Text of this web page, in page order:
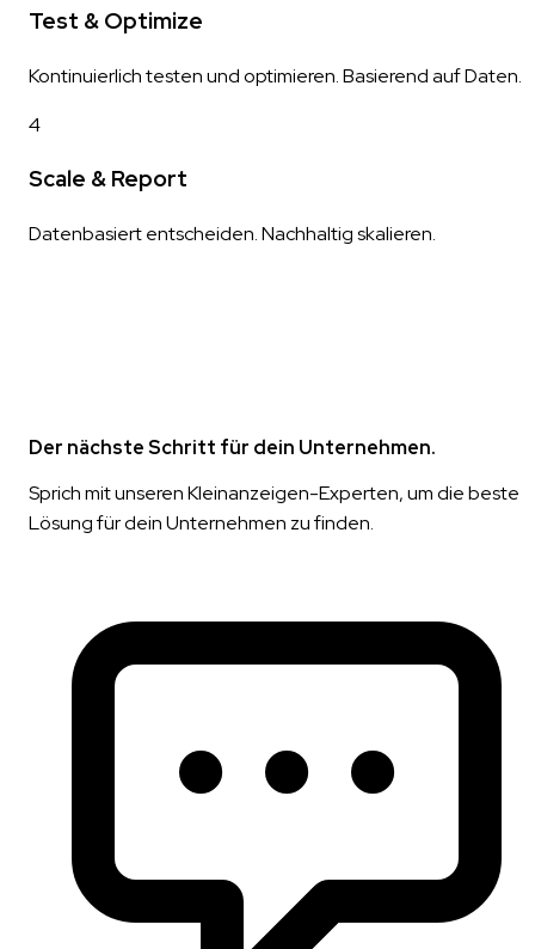
Test & Optimize
Kontinuierlich testen und optimieren. Basierend auf Daten.
4
Scale & Report
Datenbasiert entscheiden. Nachhaltig skalieren.
Der nächste Schritt für dein Unternehmen.
Sprich mit unseren Kleinanzeigen-Experten, um die beste
Lösung für dein Unternehmen zu finden.